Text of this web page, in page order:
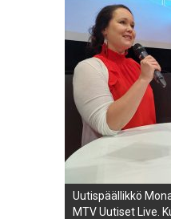
Uutispäällikkö
MTV Uutiset Live.